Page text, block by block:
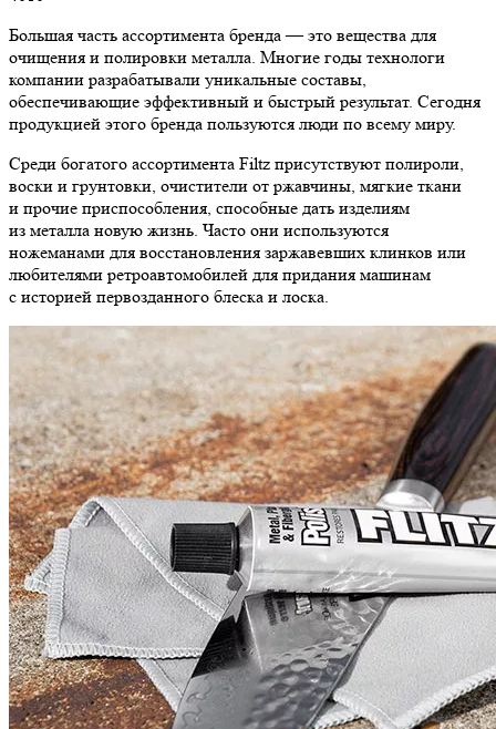
Большая часть ассортимента бренда — это вещества для
очищения и полировки металла. Многие годы технологи
компании разрабатывали уникальные составы,
обеспечивающие эффективный и быстрый результат. Сегодня
продукцией этого бренда пользуются люди по всему миру.
Среди богатого ассортимента Filtz присутствуют полироли,
воски и грунтовки, очистители от ржавчины, мягкие ткани
и прочие приспособления, способные дать изделиям
из металла новую жизнь. Часто они используются
ножеманами для восстановления заржавевших клинков или
любителями ретроавтомобилей для придания машинам
с историей первозданного блеска и лоска.